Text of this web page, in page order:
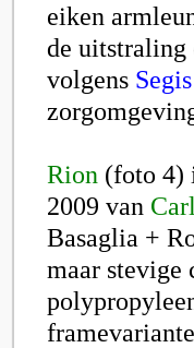
eiken
de uitstraling
volgens Segis
Rion (foto 4)
2009 van
Basaglia +
maar stevige